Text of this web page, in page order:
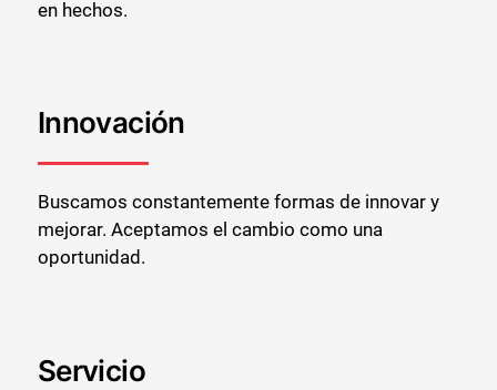
en hechos.
Innovación
Buscamos constantemente formas de innovar y
mejorar. Aceptamos el cambio como una
oportunidad.
Servicio